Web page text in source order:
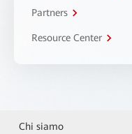
Partners
Resource Center
Chi siamo